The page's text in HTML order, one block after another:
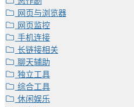
网页与浏览器
网页监控
手机连接
长链接相关
聊天辅助
独立工具
综合工具
休闲娱乐